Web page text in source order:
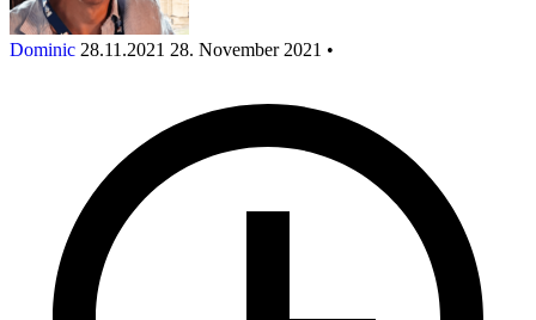
Dominic 28.11.2021 28. November 2021 •